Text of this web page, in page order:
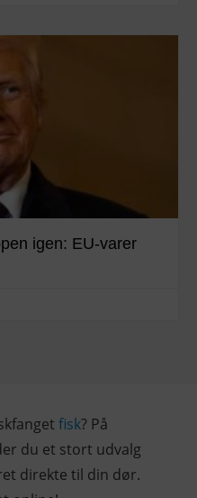
igen: EU-varer
fisk? På
du et stort udvalg
direkte til din dør.